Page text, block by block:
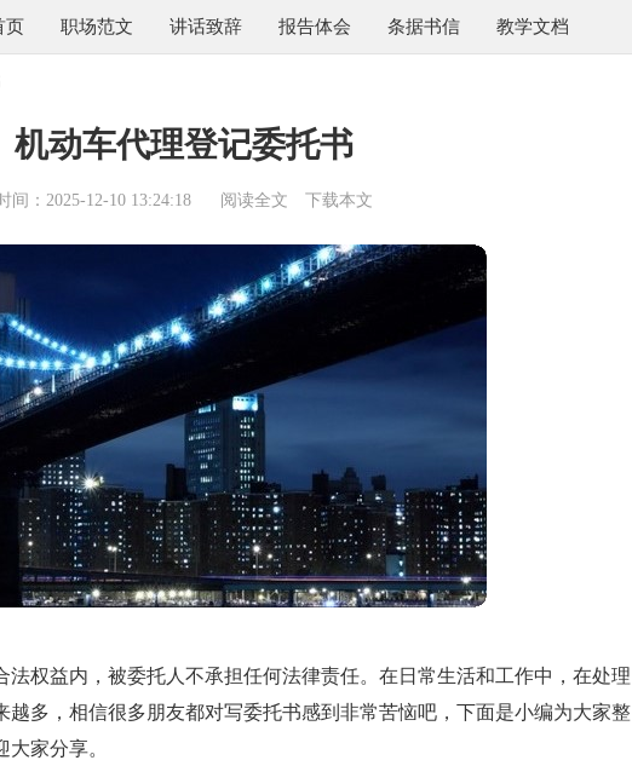
页 职场范文 讲话致辞 报告体会 条据书信 教学文档
机动车代理登记委托书
间：2025-12-10 13:24:18 阅读全文 下载本文
法权益内，被委托人不承担任何法律责任。在日常生活和工作中，在处理
越多，相信很多朋友都对写委托书感到非常苦恼吧，下面是小编为大家整
家分享。